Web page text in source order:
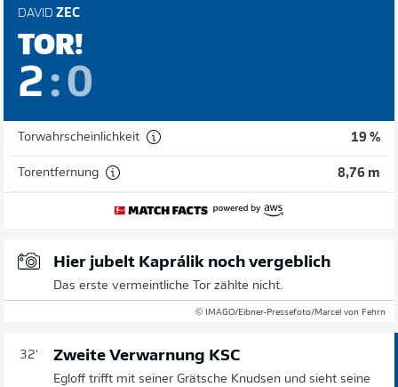
DAVID ZEC
TOR!
2:0
Torwahrscheinlichkeit 19 %
Torentfernung 8,76 m
Hier jubelt Kaprálik noch vergeblich
Das erste vermeintliche Tor zählte nicht.
© IMAGO/Eibner-Pressefoto/Marcel von Fehrn
32' Zweite Verwarnung KSC
Egloff trifft mit seiner Grätsche Knudsen und sieht seine